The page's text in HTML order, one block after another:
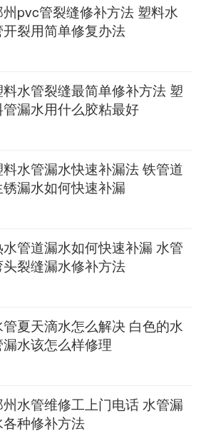
州pvc管裂缝修补方法 塑料水
开裂用简单修复办法
料水管裂缝最简单修补方法 塑
管漏水用什么胶粘最好
料水管漏水快速补漏法 铁管道
锈漏水如何快速补漏
水管道漏水如何快速补漏 水管
头裂缝漏水修补方法
管夏天滴水怎么解决 白色的水
漏水该怎么样修理
州水管维修工上门电话 水管漏
各种修补方法